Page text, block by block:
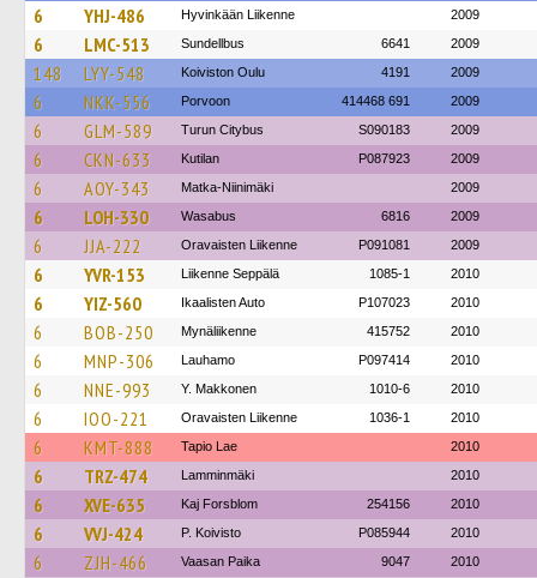
6 YHJ-486 Hyvinkään Liikenne 2009
6 LMC-513 Sundellbus 6641 2009
148 LYY-548 Koiviston Oulu 4191 2009
6 NKK-556 Porvoon 414468 691 2009
6 GLM-589 Turun Citybus S090183 2009
6 CKN-633 Kutilan P087923 2009
6 AOY-343 Matka-Niinimäki 2009
6 LOH-330 Wasabus 6816 2009
6 JJA-222 Oravaisten Liikenne P091081 2009
6 YVR-153 Liikenne Seppälä 1085-1 2010
6 YIZ-560 Ikaalisten Auto P107023 2010
6 BOB-250 Mynäliikenne 415752 2010
6 MNP-306 Lauhamo P097414 2010
6 NNE-993 Y. Makkonen 1010-6 2010
6 IOO-221 Oravaisten Liikenne 1036-1 2010
6 KMT-888 Tapio Lae 2010
6 TRZ-474 Lamminmäki 2010
6 XVE-635 Kaj Forsblom 254156 2010
6 VVJ-424 P. Koivisto P085944 2010
6 ZJH-466 Vaasan Paika 9047 2010